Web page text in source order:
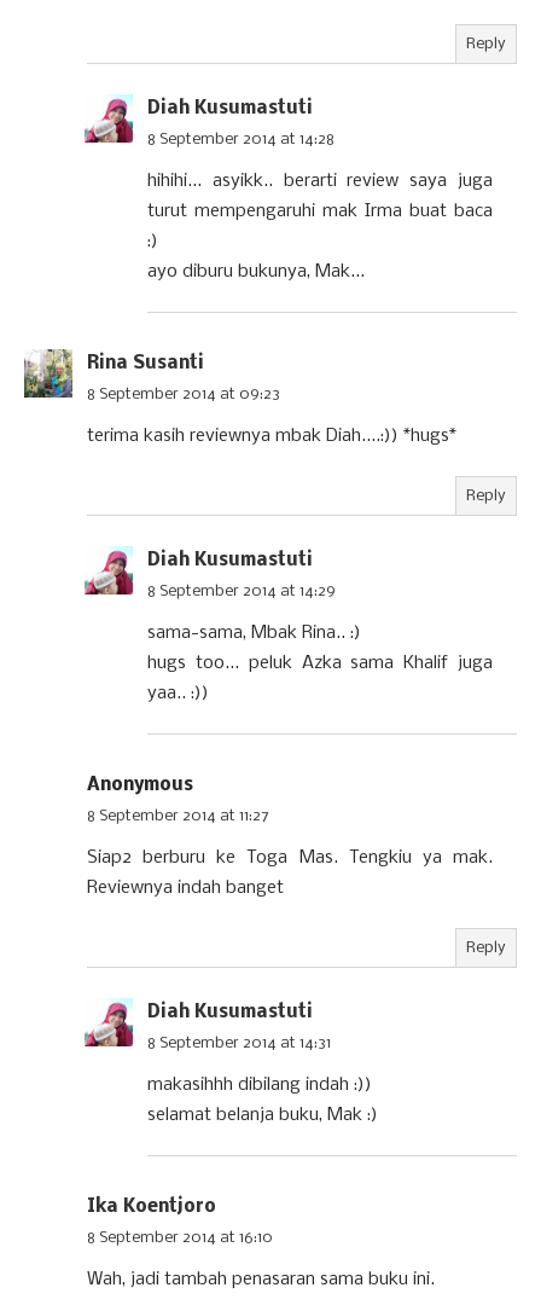
Reply
Diah Kusumastuti
8 September 2014 at 14:28
hihihi... asyikk.. berarti review saya juga
turut mempengaruhi mak Irma buat baca
:)
ayo diburu bukunya, Mak...
Rina Susanti
8 September 2014 at 09:23
terima kasih reviewnya mbak Diah....:)) *hugs*
Reply
Diah Kusumastuti
8 September 2014 at 14:29
sama-sama, Mbak Rina.. :)
hugs too... peluk Azka sama Khalif juga
yaa.. :))
Anonymous
8 September 2014 at 11:27
Siap2 berburu ke Toga Mas. Tengkiu ya mak.
Reviewnya indah banget
Reply
Diah Kusumastuti
8 September 2014 at 14:31
makasihhh dibilang indah :))
selamat belanja buku, Mak :)
Ika Koentjoro
8 September 2014 at 16:10
Wah, jadi tambah penasaran sama buku ini.